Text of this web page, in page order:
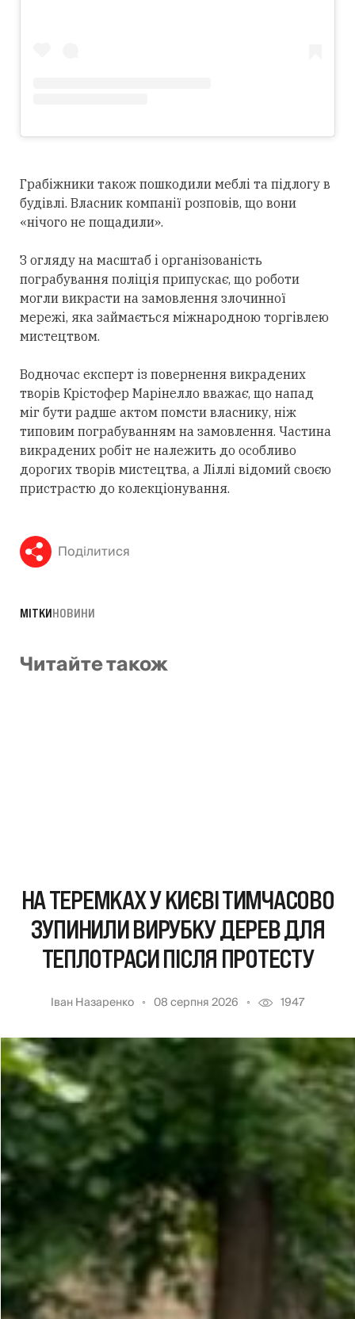
Грабіжники також пошкодили меблі та підлогу в
будівлі. Власник компанії розповів, що вони
«нічого не пощадили».
З огляду на масштаб і організованість
пограбування поліція припускає, що роботи
могли викрасти на замовлення злочинної
мережі, яка займається міжнародною торгівлею
мистецтвом.
Водночас експерт із повернення викрадених
творів Крістофер Марінелло вважає, що напад
міг бути радше актом помсти власнику, ніж
типовим пограбуванням на замовлення. Частина
викрадених робіт не належить до особливо
дорогих творів мистецтва, а Ліллі відомий своєю
пристрастю до колекціонування.
Поділитися
МІТКИНОВИНИ
Читайте також
НА ТЕРЕМКАХ У КИЄВІ ТИМЧАСОВО
ЗУПИНИЛИ ВИРУБКУ ДЕРЕВ ДЛЯ
ТЕПЛОТРАСИ ПІСЛЯ ПРОТЕСТУ
Іван Назаренко 08 серпня 2026 1947